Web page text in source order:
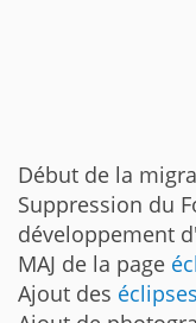
Début de la
Suppression du
développement
MAJ de la page
Ajout des